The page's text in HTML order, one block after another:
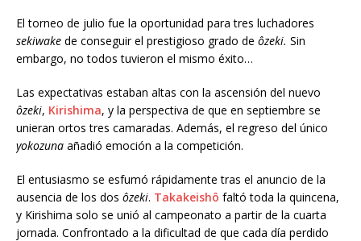
El torneo de julio fue la oportunidad para tres luchadores
sekiwake de conseguir el prestigioso grado de ôzeki. Sin
embargo, no todos tuvieron el mismo éxito…
Las expectativas estaban altas con la ascensión del nuevo
ôzeki, Kirishima, y la perspectiva de que en septiembre se
unieran ortos tres camaradas. Además, el regreso del único
yokozuna añadió emoción a la competición.
El entusiasmo se esfumó rápidamente tras el anuncio de la
ausencia de los dos ôzeki. Takakeishô faltó toda la quincena,
y Kirishima solo se unió al campeonato a partir de la cuarta
jornada. Confrontado a la dificultad de que cada día perdido